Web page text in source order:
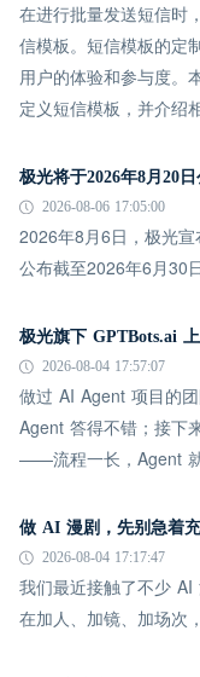
在进行批量发送短信时
信模板。短信模板的定
用户的体验和参与度。
定义短信模板，并介绍
极光将于2026年8月20
2026-08-06 17:05:00
2026年8月6日，极光
公布截至2026年6月30
2026-08-04 17:57:07
做过 AI Agent 项目的
Agent 答得不错；接下
——流程一长，Agent 就
做 AI 漫剧，先别急着
2026-08-04 17:17:47
我们最近接触了不少
在加人、加镜、加场次